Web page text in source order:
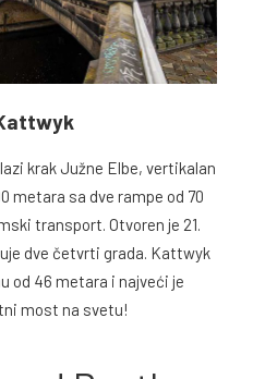
krak Južne Elbe, vertikalan
metara sa dve rampe od 70
transport. Otvoren je 21.
dve četvrti grada. Kattwyk
od 46 metara i najveći je
most na svetu!